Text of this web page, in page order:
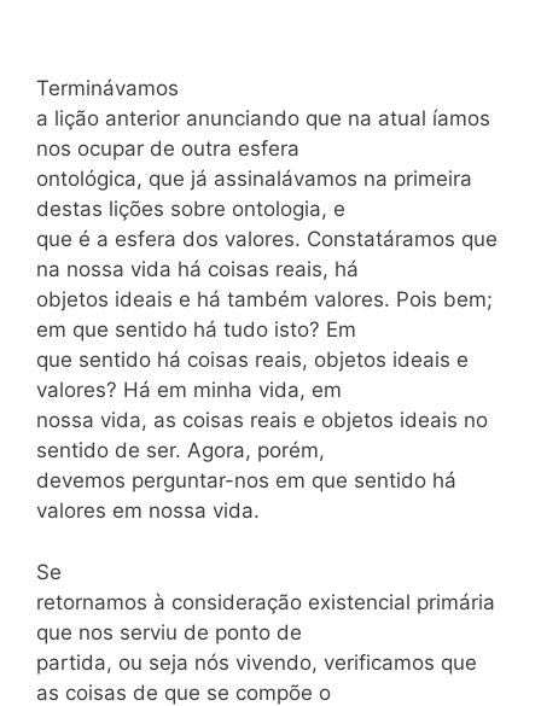
Terminávamos
a lição anterior anunciando que na atual íamos
nos ocupar de outra esfera
ontológica, que já assinalávamos na primeira
destas lições sobre ontologia, e
que é a esfera dos valores. Constatáramos que
na nossa vida há coisas reais, há
objetos ideais e há também valores. Pois bem;
em que sentido há tudo isto? Em
que sentido há coisas reais, objetos ideais e
valores? Há em minha vida, em
nossa vida, as coisas reais e objetos ideais no
sentido de ser. Agora, porém,
devemos perguntar-nos em que sentido há
valores em nossa vida.
Se
retornamos à consideração existencial primária
que nos serviu de ponto de
partida, ou seja nós vivendo, verificamos que
as coisas de que se compõe o